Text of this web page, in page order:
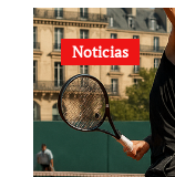
Noticias